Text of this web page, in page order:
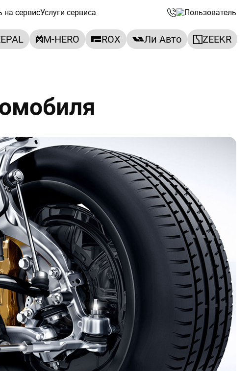
на сервисУслуги сервиса
M-HERO ROX Ли Авто ZEEKR